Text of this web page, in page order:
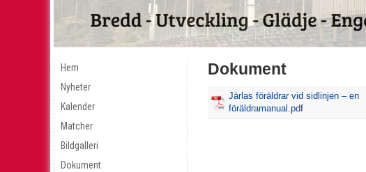
Hem
Nyheter
Kalender
Matcher
Bildgalleri
Dokument
Dokument
Järlas föräldrar vid sidlinjen – en
föräldramanual.pdf